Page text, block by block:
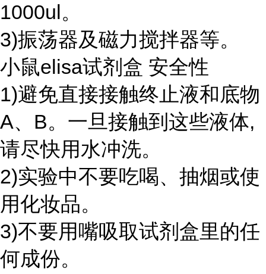
1000ul。
3)振荡器及磁力搅拌器等。
小鼠elisa试剂盒 安全性
1)避免直接接触终止液和底物
A、B。一旦接触到这些液体,
请尽快用水冲洗。
2)实验中不要吃喝、抽烟或使
用化妆品。
3)不要用嘴吸取试剂盒里的任
何成份。